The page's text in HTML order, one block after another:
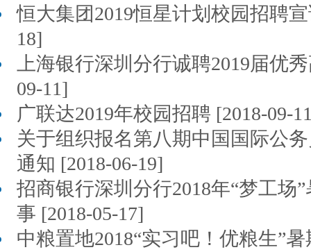
恒大集团2019恒星计划校园招聘
18]
上海银行深圳分行诚聘2019届优
09-11]
广联达2019年校园招聘 [2018-09-
关于组织报名第八期中国国际公
通知 [2018-06-19]
招商银行深圳分行2018年“梦工场
事 [2018-05-17]
中粮置地2018“实习吧！优粮生”